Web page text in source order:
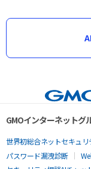
GMOインターネットグ
世界初総合ネットセキュリ
パスワード漏洩診断